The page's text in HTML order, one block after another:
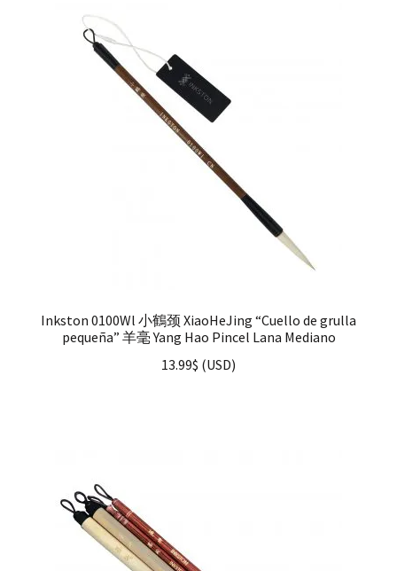
Inkston 0100Wl 小鶴颈 XiaoHeJing “Cuello de grulla
pequeña” 羊毫 Yang Hao Pincel Lana Mediano
13.99$ (USD)